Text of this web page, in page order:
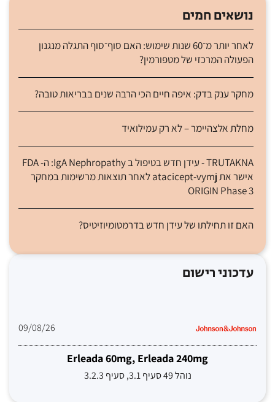
נושאים חמים
לאחר יותר מ־60 שנות שימוש: האם סוף־סוף התגלה מנגנון
הפעולה המרכזי של מטפורמין?
מחקר ענק בדק: איפה חיים הכי הרבה שנים בבריאות טובה?
מחלת אלצהיימר – לא רק עמילואיד
TRUTAKNA - עידן חדש בטיפול ב IgA Nephropathy: ה- FDA
אישר את atacicept-vymj לאחר תוצאות מרשימות במחקר
ORIGIN Phase 3
האם זו תחילתו של עידן חדש בדרמטומיוזיטיס?
עדכוני רישום
09/08/26
Erleada 60mg, Erleada 240mg
נוהל 49 סעיף 3.1, סעיף 3.2.3